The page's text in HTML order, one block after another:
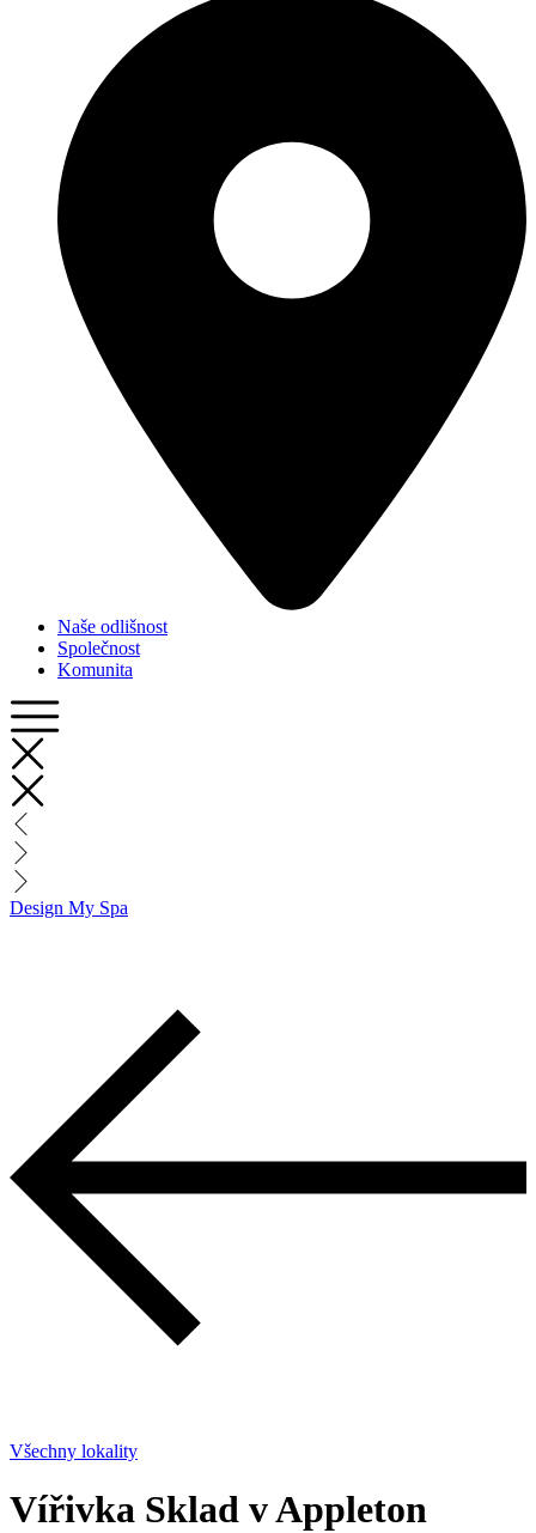
Naše odlišnost
Společnost
Komunita
Design My Spa
Všechny lokality
Vířivka Sklad v Appleton